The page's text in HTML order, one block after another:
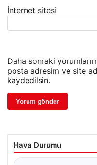
İnternet sitesi
Daha sonraki
posta adresim ve site
kaydedilsin.
Hava Durumu